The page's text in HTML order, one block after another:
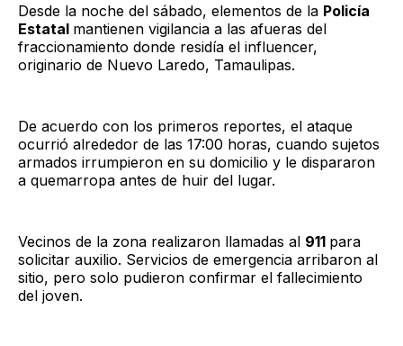
Desde la noche del sábado, elementos de la Policía
Estatal mantienen vigilancia a las afueras del
fraccionamiento donde residía el influencer,
originario de Nuevo Laredo, Tamaulipas.
De acuerdo con los primeros reportes, el ataque
ocurrió alrededor de las 17:00 horas, cuando sujetos
armados irrumpieron en su domicilio y le dispararon
a quemarropa antes de huir del lugar.
Vecinos de la zona realizaron llamadas al 911 para
solicitar auxilio. Servicios de emergencia arribaron al
sitio, pero solo pudieron confirmar el fallecimiento
del joven.